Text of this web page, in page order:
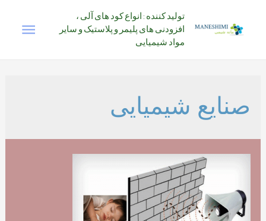
تولید کننده : انواع کود های آلی ،
افزودنی های پلیمر و پلاستیک و سایر
مواد شیمیایی
صنایع شیمیایی